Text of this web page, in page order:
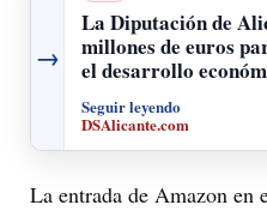
→
La Diputación de
millones de euros
el desarrollo
Seguir leyendo
DSAlicante.com
La entrada de Amazon en